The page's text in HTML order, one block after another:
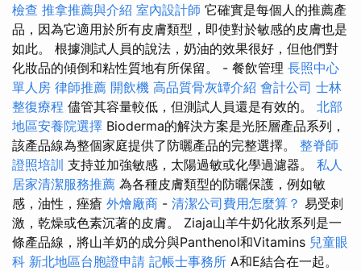
檢查 推拿推薦與介紹 室內設計師 它確實是每個人的推薦產
品，因為它適用於所有皮膚類型，即使對於敏感的皮膚也是
如此。 根據測試人員的說法，奶油的效果很好，但他們對
化妝品的傾倒和粘性質地有所保留。 - 餐飲管理 長照中心
單人房 律師推薦 開飲機 高品質骨灰罈介紹 會計公司 士林
整復療程 儘管其容量較低，但測試人員還是有效的。 北部
地區安養院選擇 Bioderma的解決方案是光胚層產品系列，
該產品線為整個家庭提供了防曬產品的完整選擇。 整脊師
證照培訓 支持並加強敏感，太陽過敏或化學過濾器。 私人
居家清潔服務推薦 為各種皮膚類型的防曬保護，例如敏
感，油性，痤瘡 外燴廠商 - 清潔公司費用怎麼算？ 易受刺
激，乾燥或色素沉著的皮膚。 Ziaja山羊牛奶化妝系列是一
條產品線，將山羊奶的成分與Panthenol和Vitamins 兒童眼
科 新北地區台胞證申請 記帳士事務所 A和E結合在一起。